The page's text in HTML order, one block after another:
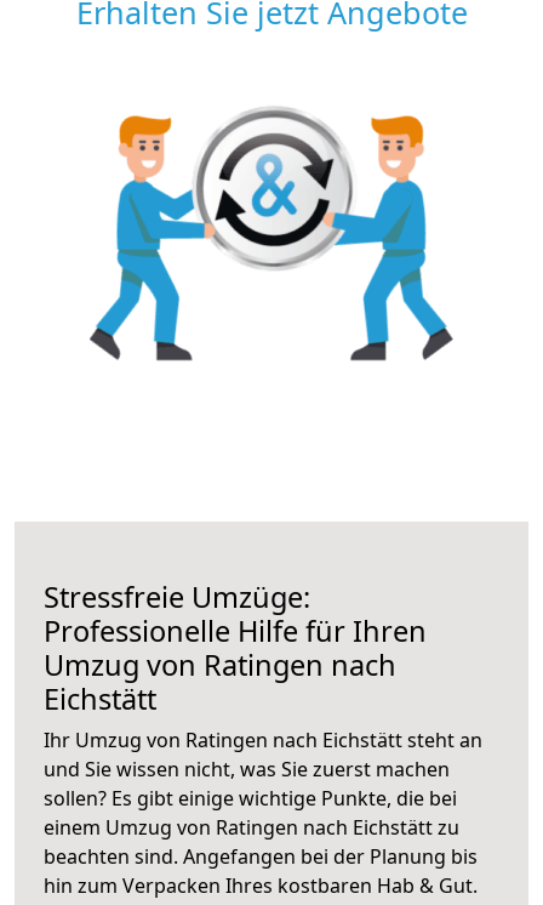
Erhalten Sie jetzt Angebote
Stressfreie Umzüge:
Professionelle Hilfe für Ihren
Umzug von Ratingen nach
Eichstätt
Ihr Umzug von Ratingen nach Eichstätt steht an
und Sie wissen nicht, was Sie zuerst machen
sollen? Es gibt einige wichtige Punkte, die bei
einem Umzug von Ratingen nach Eichstätt zu
beachten sind. Angefangen bei der Planung bis
hin zum Verpacken Ihres kostbaren Hab & Gut.